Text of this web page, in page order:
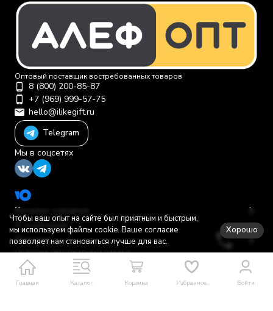
Главная Каталог Корзина Избранное Войти
Оптовый поставщик востребованных товаров
8 (800) 200-85-87
+7 (969) 999-57-75
hello@ilikegift.ru
Telegram
Мы в соцсетях
Каталог товаров
О компании
Помощь
Политика персональных данных
© 2012-2026 ООО "Первая торговая компания"
Чтобы ваш опыт на сайте был приятным и быстрым,
мы используем файлы cookie. Ваше согласие
позволяет нам становиться лучше для вас.
Хорошо